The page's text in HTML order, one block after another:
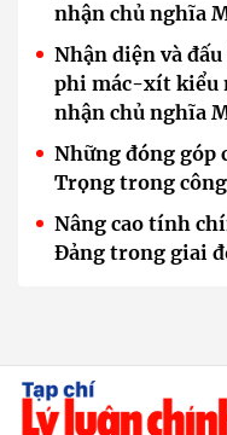
nhận chủ nghĩa
Nhận diện và
phi mác-xít kiểu
nhận chủ nghĩa
Những đóng góp
Trọng trong
Nâng cao tính
Đảng trong giai